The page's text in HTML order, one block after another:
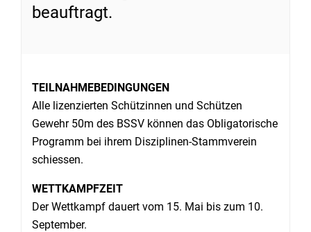
beauftragt.
TEILNAHMEBEDINGUNGEN
Alle lizenzierten Schützinnen und Schützen
Gewehr 50m des BSSV können das Obligatorische
Programm bei ihrem Disziplinen-Stammverein
schiessen.
WETTKAMPFZEIT
Der Wettkampf dauert vom 15. Mai bis zum 10.
September.